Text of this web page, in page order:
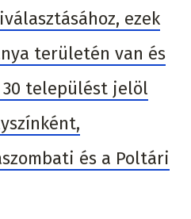
ezek
területén van és
települést jelöl
és a Poltári